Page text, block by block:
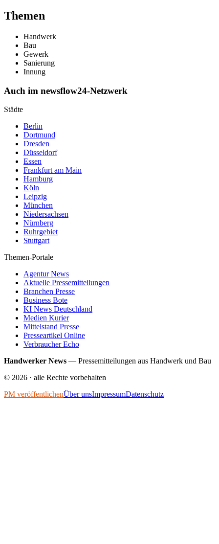
Themen
Handwerk
Bau
Gewerk
Sanierung
Innung
Auch im newsflow24-Netzwerk
Städte
Berlin
Dortmund
Dresden
Düsseldorf
Essen
Frankfurt am Main
Hamburg
Köln
Leipzig
München
Niedersachsen
Nürnberg
Ruhrgebiet
Stuttgart
Themen-Portale
Agentur News
Aktuelle Pressemitteilungen
Branchen Presse
Business Bote
KI News Deutschland
Medien Kurier
Mittelstand Presse
Presseartikel Online
Verbraucher Echo
Handwerker News — Pressemitteilungen aus Handwerk und Bau
© 2026 · alle Rechte vorbehalten
PM veröffentlichenÜber unsImpressumDatenschutz